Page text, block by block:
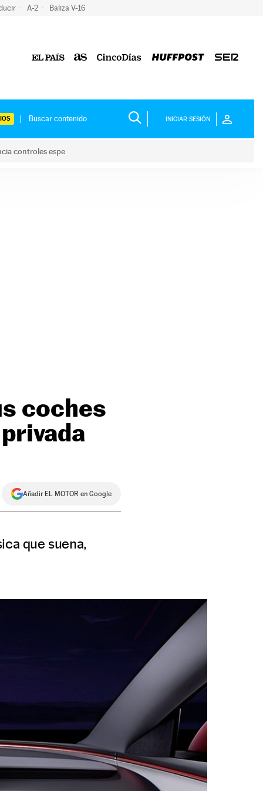
A-2 Baliza V-16
INICIAR SESIÓN
controles espe
coches
Añadir EL MOTOR en Google
que suena,